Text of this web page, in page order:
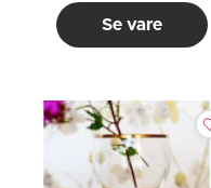
Se vare